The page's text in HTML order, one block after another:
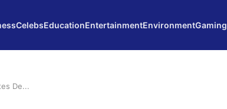
CelebsEducationEntertainmentEnvironmentGaming
De...